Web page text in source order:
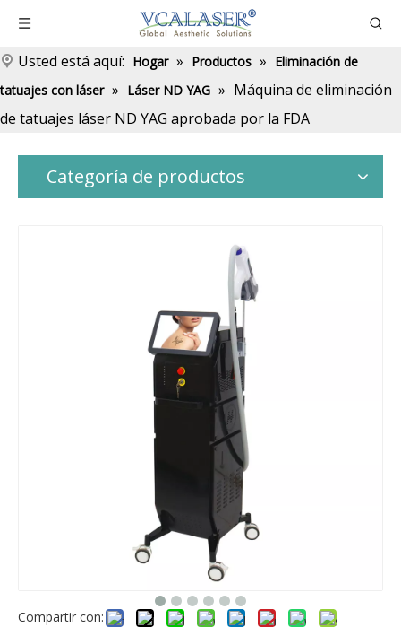
Usted está aquí: Hogar » Productos » Eliminación de
tatuajes con láser » Láser ND YAG » Máquina de eliminación
de tatuajes láser ND YAG aprobada por la FDA
Categoría de productos
Compartir con: